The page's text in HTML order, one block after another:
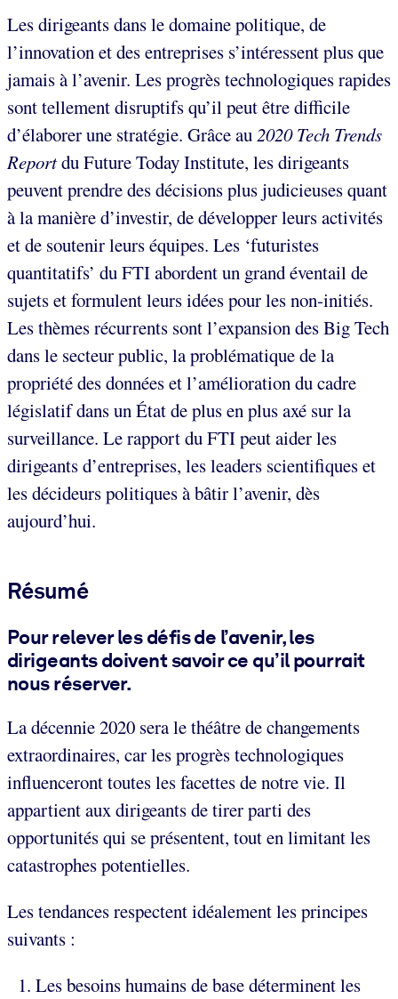
Les dirigeants dans le domaine politique, de
l’innovation et des entreprises s’intéressent plus que
jamais à l’avenir. Les progrès technologiques rapides
sont tellement disruptifs qu’il peut être difficile
d’élaborer une stratégie. Grâce au 2020 Tech Trends
Reportdu Future Today Institute, les dirigeants
peuvent prendre des décisions plus judicieuses quant
à la manière d’investir, de développer leurs activités
et de soutenir leurs équipes. Les ‘futuristes
quantitatifs’ du FTI abordent un grand éventail de
sujets et formulent leurs idées pour les non-initiés.
Les thèmes récurrents sont l’expansion des Big Tech
dans le secteur public, la problématique de la
propriété des données et l’amélioration du cadre
législatif dans un État de plus en plus axé sur la
surveillance. Le rapport du FTI peut aider les
dirigeants d’entreprises, les leaders scientifiques et
les décideurs politiques à bâtir l’avenir, dès
aujourd’hui.
Résumé
Pour relever les défis de l’avenir, les
dirigeants doivent savoir ce qu’il pourrait
nous réserver.
La décennie 2020 sera le théâtre de changements
extraordinaires, car les progrès technologiques
influenceront toutes les facettes de notre vie. Il
appartient aux dirigeants de tirer parti des
opportunités qui se présentent, tout en limitant les
catastrophes potentielles.
Les tendances respectent idéalement les principes
suivants :
Les besoins humains de base déterminent les